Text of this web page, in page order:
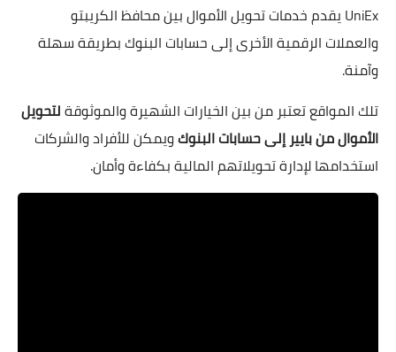
UniEx يقدم خدمات تحويل الأموال بين محافظ الكريبتو
والعملات الرقمية الأخرى إلى حسابات البنوك بطريقة سهلة
وآمنة.
تلك المواقع تعتبر من بين الخيارات الشهيرة والموثوقةلتحويل
الأموال من بايير إلى حسابات البنوكويمكن للأفراد والشركات
استخدامها لإدارة تحويلاتهم المالية بكفاءة وأمان.